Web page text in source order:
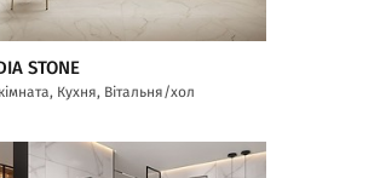
STONE
Кухня, Вітальня/хол